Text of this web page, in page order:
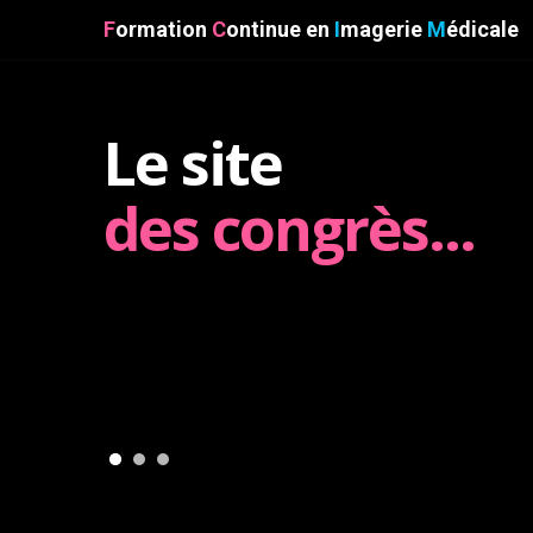
Formation Continue en Imagerie Médicale
Le site
des congrès...